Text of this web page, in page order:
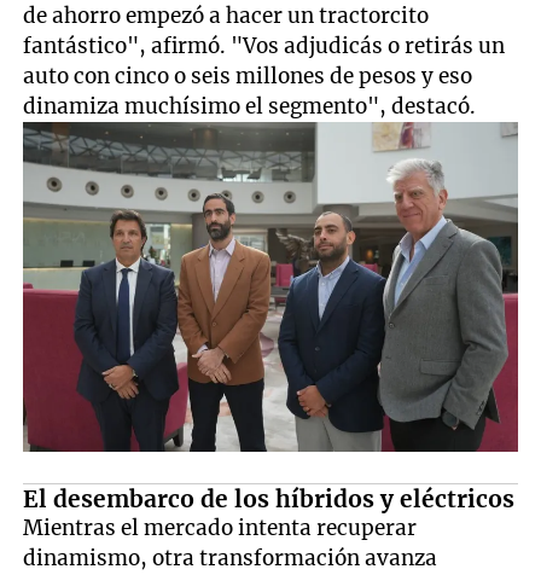
de ahorro empezó a hacer un tractorcito
fantástico", afirmó. "Vos adjudicás o retirás un
auto con cinco o seis millones de pesos y eso
dinamiza muchísimo el segmento", destacó.
El desembarco de los híbridos y eléctricos
Mientras el mercado intenta recuperar
dinamismo, otra transformación avanza